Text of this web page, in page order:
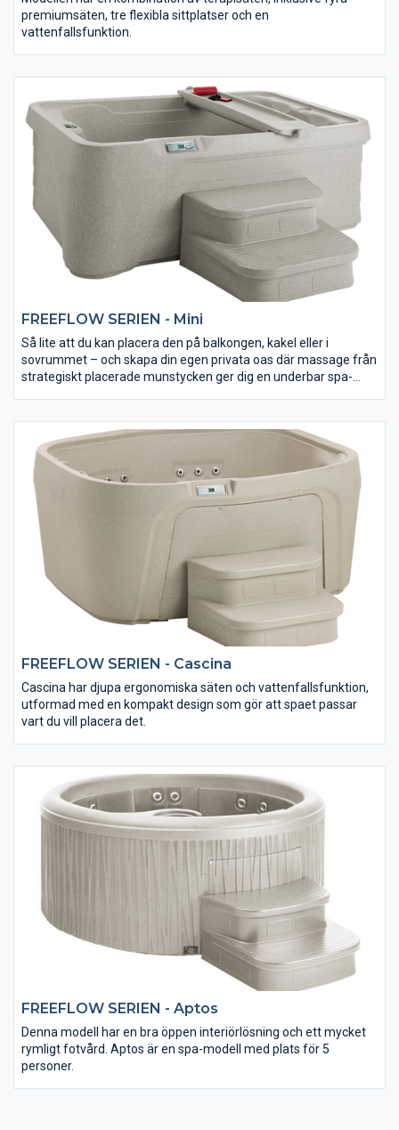
premiumsäten, tre flexibla sittplatser och en
vattenfallsfunktion.
FREEFLOW SERIEN - Mini
Så lite att du kan placera den på balkongen, kakel eller i
sovrummet – och skapa din egen privata oas där massage från
strategiskt placerade munstycken ger dig en underbar spa-
FREEFLOW SERIEN - Cascina
Cascina har djupa ergonomiska säten och vattenfallsfunktion,
utformad med en kompakt design som gör att spaet passar
vart du vill placera det.
FREEFLOW SERIEN - Aptos
Denna modell har en bra öppen interiörlösning och ett mycket
rymligt fotvård. Aptos är en spa-modell med plats för 5
personer.